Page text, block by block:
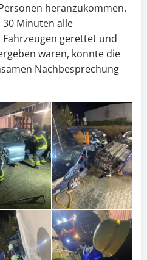
heranzukommen.
Minuten alle
gerettet und
waren, konnte die
Nachbesprechung